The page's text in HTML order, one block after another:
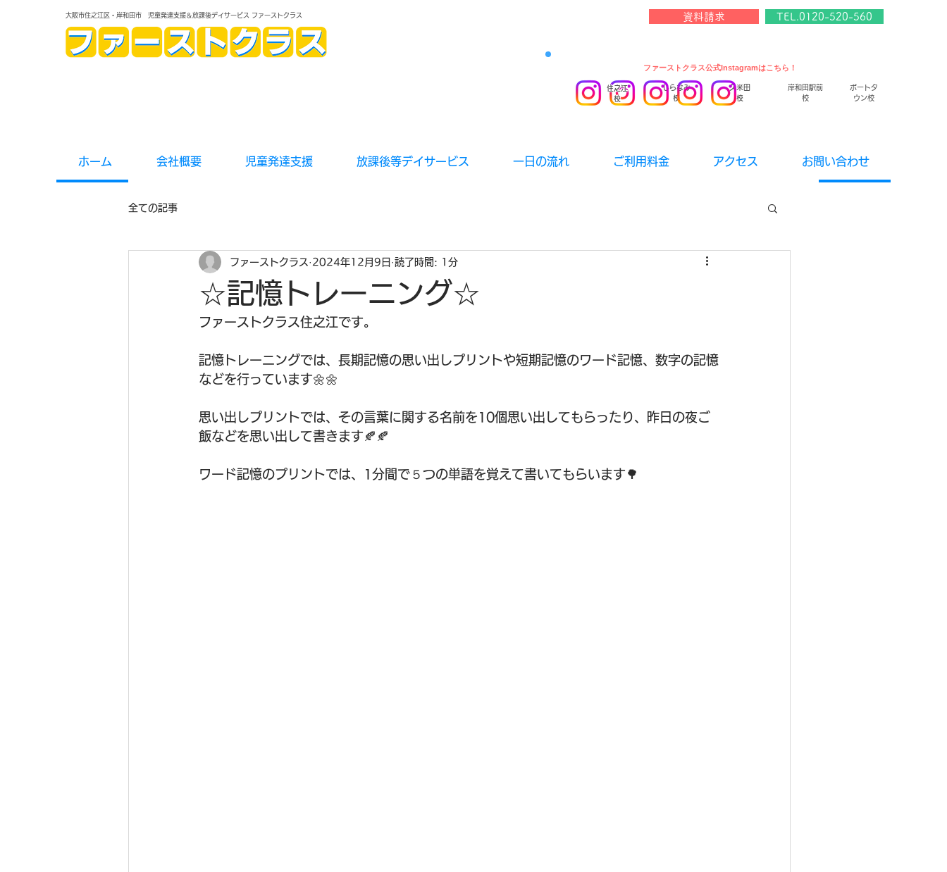
大阪市住之江区・岸和田市 児童発達支援＆放課後デイサービス ファーストクラス 資料請求 TEL.0120-520-560
​ファーストクラス公式Instagramはこちら！
しらなみ
校
久米田
校
岸和田駅前
校
ポートタ
ウン校
住之江
校
ホーム 会社概要 児童発達支援 放課後等デイサービス 一日の流れ ご利用料金 アクセス お問い合わせ
全ての記事
☆記憶トレーニング☆
ファーストクラス 2024年12月9日 読了時間: 1分
ファーストクラス住之江です。
記憶トレーニングでは、長期記憶の思い出しプリントや短期記憶のワード記憶、数字の記憶
などを行っています🌼🌼
思い出しプリントでは、その言葉に関する名前を10個思い出してもらったり、昨日の夜ご
飯などを思い出して書きます🍂🍂
ワード記憶のプリントでは、1分間で５つの単語を覚えて書いてもらいます🌳